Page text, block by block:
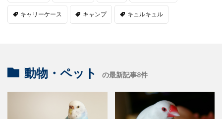
キャリーケース キャンプ キュルキュル
動物・ペット の最新記事8件